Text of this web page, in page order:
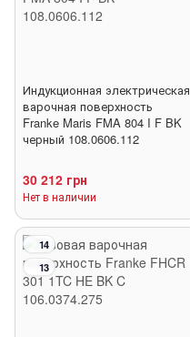
Индукционная электрическая
варочная поверхность
Franke Maris FMA 804 I F BK
черный 108.0606.112
30 212 грн
Нет в наличии
14
13